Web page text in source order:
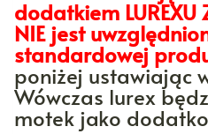
dodatkiem LUREXU
NIE jest
standardowej
poniżej ustawiając
Wówczas lurex
motek jako